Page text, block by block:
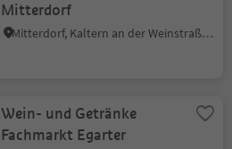
Mitterdorf
Mitterdorf, Kaltern an der Weinstraße, Südtiroler Weinstraße
Wein- und Getränke
Fachmarkt Egarter